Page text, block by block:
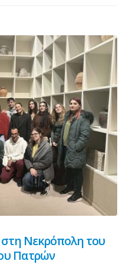
στη Νεκρόπολη του
Πατρών